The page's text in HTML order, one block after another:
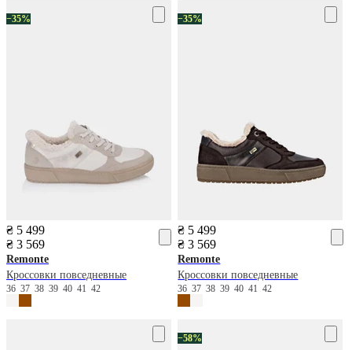
−35%
₴ 5 499
₴ 3 569
Remonte
Кроссовки повседневные
36 37 38 39 40 41 42
−35%
₴ 5 499
₴ 3 569
Remonte
Кроссовки повседневные
36373839404142
−58%